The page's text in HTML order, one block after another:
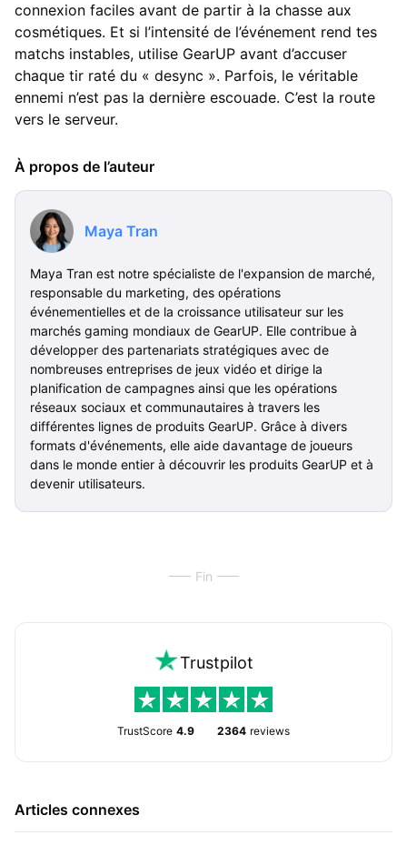
connexion faciles avant de partir à la chasse aux
cosmétiques. Et si l’intensité de l’événement rend tes
matchs instables, utilise GearUP avant d’accuser
chaque tir raté du « desync ». Parfois, le véritable
ennemi n’est pas la dernière escouade. C’est la route
vers le serveur.
À propos de l’auteur
Maya Tran
Maya Tran est notre spécialiste de l'expansion de marché,
responsable du marketing, des opérations
événementielles et de la croissance utilisateur sur les
marchés gaming mondiaux de GearUP. Elle contribue à
développer des partenariats stratégiques avec de
nombreuses entreprises de jeux vidéo et dirige la
planification de campagnes ainsi que les opérations
réseaux sociaux et communautaires à travers les
différentes lignes de produits GearUP. Grâce à divers
formats d'événements, elle aide davantage de joueurs
dans le monde entier à découvrir les produits GearUP et à
devenir utilisateurs.
Fin
Trustpilot
TrustScore 4.9 2364 reviews
Articles connexes